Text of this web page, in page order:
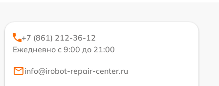
+7 (861) 212-36-12
Ежедневно с 9:00 до 21:00
info@irobot-repair-center.ru